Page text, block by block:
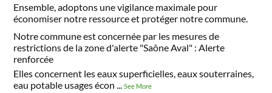
Ensemble, adoptons une vigilance maximale pour
économiser notre ressource et protéger notre commune.
Notre commune est concernée par les mesures de
restrictions de la zone d'alerte "Saône Aval" : Alerte
renforcée
Elles concernent les eaux superficielles, eaux souterraines,
eau potable usages écon ...See More